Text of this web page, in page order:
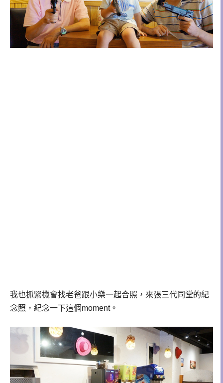
我也抓緊機會找老爸跟小樂一起合照，來張三代同堂的紀
念照，紀念一下這個moment。